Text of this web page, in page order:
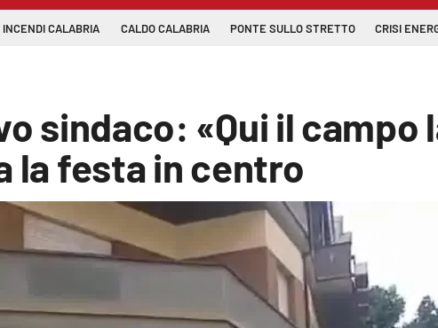
INCENDI CALABRIA CALDO CALABRIA PONTE SULLO STRETTO CRISI
sindaco: «Qui il campo
la festa in centro